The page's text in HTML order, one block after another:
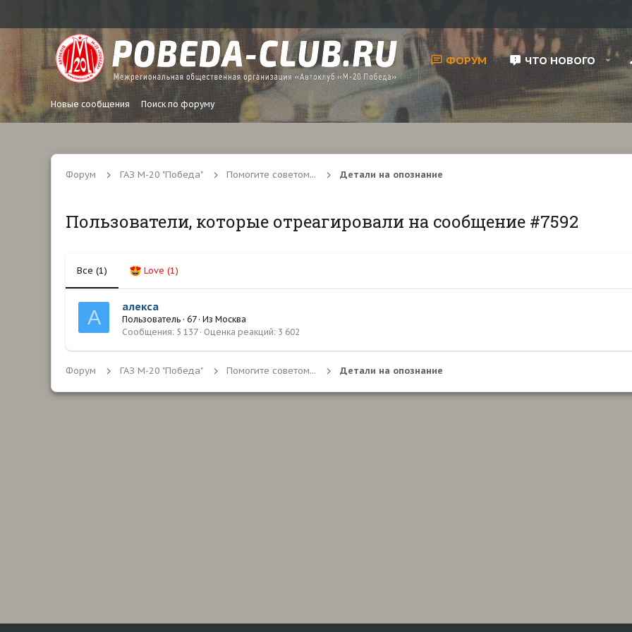
ФОРУМ ЧТО НОВОГО
Новые сообщения Поиск по форуму
Форум ГАЗ М-20 "Победа" Помогите советом... Детали на опознание
Пользователи, которые отреагировали на сообщение #7592
Все (1) Love (1)
А алекса
Пользователь · 67 · Из Москва
Сообщения 5 137 Оценка реакций 3 602
Форум ГАЗ М-20 "Победа" Помогите советом... Детали на опознание